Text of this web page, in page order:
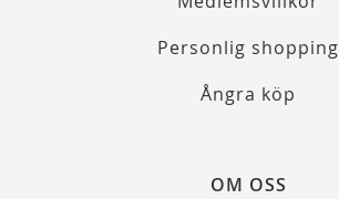
Personlig shopping
Ångra köp
OM OSS